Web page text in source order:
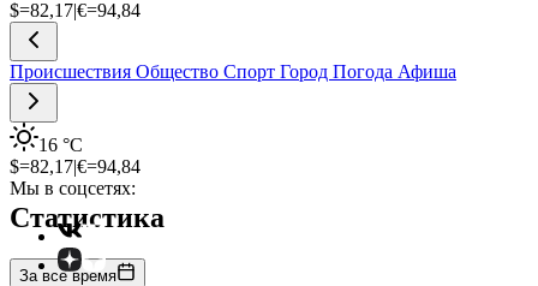
$=82,17|€=94,84
Происшествия Общество Спорт Город Погода Афиша
16 °C
$=82,17|€=94,84
Мы в соцсетях:
Статистика
За все время